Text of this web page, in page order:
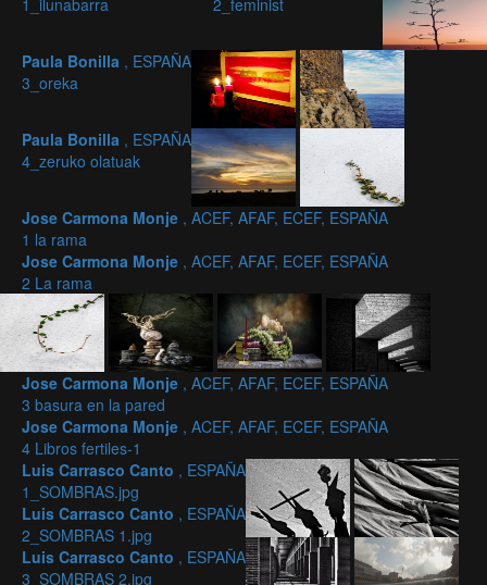
1_ilunabarra 2_feminist
Paula Bonilla , ESPAÑA
3_oreka
Paula Bonilla , ESPAÑA
4_zeruko olatuak
Jose Carmona Monje , ACEF, AFAF, ECEF, ESPAÑA
1 la rama
Jose Carmona Monje , ACEF, AFAF, ECEF, ESPAÑA
2 La rama
Jose Carmona Monje , ACEF, AFAF, ECEF, ESPAÑA
3 basura en la pared
Jose Carmona Monje , ACEF, AFAF, ECEF, ESPAÑA
4 Libros fertiles-1
Luis Carrasco Canto , ESPAÑA
1_SOMBRAS.jpg
Luis Carrasco Canto , ESPAÑA
2_SOMBRAS 1.jpg
Luis Carrasco Canto , ESPAÑA
3_SOMBRAS 2.jpg